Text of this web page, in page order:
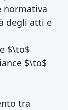
normativa
degli atti e
$\to$
$\to$
tra